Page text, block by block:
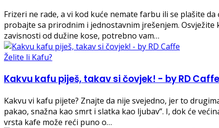
Frizeri ne rade, a vi kod kuće nemate farbu ili se plašite
probajte sa prirodnim i jednostavnim jrešenjem.
zavisnosti od dužine kose, potrebno vam…
Želite li Kafu?
Kakvu kafu piješ, takav si čovjek! - by RD Caffe
Kakvu vi kafu pijete? Znajte da nije svejedno, jer to
pakao, snažna kao smrt i slatka kao ljubav”. I, dok će
vrsta kafe može reći puno o…